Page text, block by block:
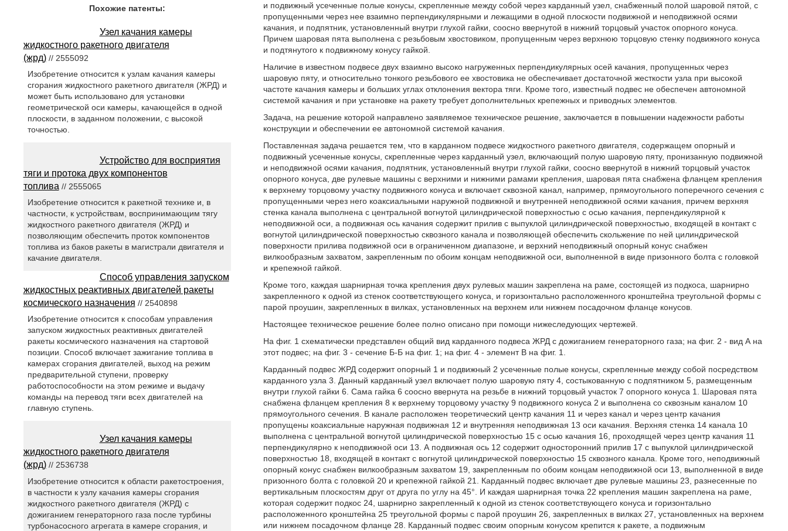
и подвижный усеченные полые конусы, скрепленные между собой через карданный узел, снабженный полой шаровой пятой, с
пропущенными через нее взаимно перпендикулярными и лежащими в одной плоскости подвижной и неподвижной осями
качания, и подпятник, установленный внутри глухой гайки, соосно ввернутой в нижний торцовый участок опорного конуса.
Причем шаровая пята выполнена с резьбовым хвостовиком, пропущенным через верхнюю торцовую стенку подвижного конуса
и подтянутого к подвижному конусу гайкой.
Наличие в известном подвесе двух взаимно высоко нагруженных перпендикулярных осей качания, пропущенных через
шаровую пяту, и относительно тонкого резьбового ее хвостовика не обеспечивает достаточной жесткости узла при высокой
частоте качания камеры и больших углах отклонения вектора тяги. Кроме того, известный подвес не обеспечен автономной
системой качания и при установке на ракету требует дополнительных крепежных и приводных элементов.
Задача, на решение которой направлено заявляемое техническое решение, заключается в повышении надежности работы
конструкции и обеспечении ее автономной системой качания.
Поставленная задача решается тем, что в карданном подвесе жидкостного ракетного двигателя, содержащем опорный и
подвижный усеченные конусы, скрепленные через карданный узел, включающий полую шаровую пяту, пронизанную подвижной
и неподвижной осями качания, подпятник, установленный внутри глухой гайки, соосно ввернутой в нижний торцовый участок
опорного конуса, две рулевые машины с верхними и нижними рамами крепления, шаровая пята снабжена фланцем крепления
к верхнему торцовому участку подвижного конуса и включает сквозной канал, например, прямоугольного поперечного сечения с
пропущенными через него коаксиальными наружной подвижной и внутренней неподвижной осями качания, причем верхняя
стенка канала выполнена с центральной вогнутой цилиндрической поверхностью с осью качания, перпендикулярной к
неподвижной оси, а подвижная ось качания содержит прилив с выпуклой цилиндрической поверхностью, входящей в контакт с
вогнутой цилиндрической поверхностью сквозного канала и позволяющей обеспечить скольжение по ней цилиндрической
поверхности прилива подвижной оси в ограниченном диапазоне, и верхний неподвижный опорный конус снабжен
вилкообразным захватом, закрепленным по обоим концам неподвижной оси, выполненной в виде призонного болта с головкой
и крепежной гайкой.
Кроме того, каждая шарнирная точка крепления двух рулевых машин закреплена на раме, состоящей из подкоса, шарнирно
закрепленного к одной из стенок соответствующего конуса, и горизонтально расположенного кронштейна треугольной формы с
парой проушин, закрепленных в вилках, установленных на верхнем или нижнем посадочном фланце конусов.
Настоящее техническое решение более полно описано при помощи нижеследующих чертежей.
На фиг. 1 схематически представлен общий вид карданного подвеса ЖРД с дожиганием генераторного газа; на фиг. 2 - вид А на
этот подвес; на фиг. 3 - сечение Б-Б на фиг. 1; на фиг. 4 - элемент В на фиг. 1.
Карданный подвес ЖРД содержит опорный 1 и подвижный 2 усеченные полые конусы, скрепленные между собой посредством
карданного узла 3. Данный карданный узел включает полую шаровую пяту 4, состыкованную с подпятником 5, размещенным
внутри глухой гайки 6. Сама гайка 6 соосно ввернута на резьбе в нижний торцовый участок 7 опорного конуса 1. Шаровая пята
снабжена фланцем крепления 8 к верхнему торцовому участку 9 подвижного конуса 2 и выполнена со сквозным каналом 10
прямоугольного сечения. В канале расположен теоретический центр качания 11 и через канал и через центр качания
пропущены коаксиальные наружная подвижная 12 и внутренняя неподвижная 13 оси качания. Верхняя стенка 14 канала 10
выполнена с центральной вогнутой цилиндрической поверхностью 15 с осью качания 16, проходящей через центр качания 11
перпендикулярно к неподвижной оси 13. А подвижная ось 12 содержит односторонний прилив 17 с выпуклой цилиндрической
поверхностью 18, входящей в контакт с вогнутой цилиндрической поверхностью 15 сквозного канала. Кроме того, неподвижный
опорный конус снабжен вилкообразным захватом 19, закрепленным по обоим концам неподвижной оси 13, выполненной в виде
призонного болта с головкой 20 и крепежной гайкой 21. Карданный подвес включает две рулевые машины 23, разнесенные по
вертикальным плоскостям друг от друга по углу на 45°. И каждая шарнирная точка 22 крепления машин закреплена на раме,
которая содержит подкос 24, шарнирно закрепленный к одной из стенок соответствующего конуса и горизонтально
расположенного кронштейна 25 треугольной формы с парой проушин 26, закрепленных в вилках 27, установленных на верхнем
или нижнем посадочном фланце 28. Карданный подвес своим опорным конусом крепится к ракете, а подвижным
Похожие патенты:
Узел качания камеры
жидкостного ракетного двигателя
(жрд)// 2555092
Изобретение относится к узлам качания камеры
сгорания жидкостного ракетного двигателя (ЖРД) и
может быть использовано для установки
геометрической оси камеры, качающейся в одной
плоскости, в заданном положении, с высокой
точностью.
Устройство для восприятия
тяги и протока двух компонентов
топлива // 2555065
Изобретение относится к ракетной технике и, в
частности, к устройствам, воспринимающим тягу
жидкостного ракетного двигателя (ЖРД) и
позволяющим обеспечить проток компонентов
топлива из баков ракеты в магистрали двигателя и
качание двигателя.
Способ управления запуском
жидкостных реактивных двигателей ракеты
космического назначения // 2540898
Изобретение относится к способам управления
запуском жидкостных реактивных двигателей
ракеты космического назначения на стартовой
позиции. Способ включает зажигание топлива в
камерах сгорания двигателей, выход на режим
предварительной ступени, проверку
работоспособности на этом режиме и выдачу
команды на перевод тяги всех двигателей на
главную ступень.
Узел качания камеры
жидкостного ракетного двигателя
(жрд)// 2536738
Изобретение относится к области ракетостроения,
в частности к узлу качания камеры сгорания
жидкостного ракетного двигателя (ЖРД) с
дожиганием генераторного газа после турбины
турбонасосного агрегата в камере сгорания, и